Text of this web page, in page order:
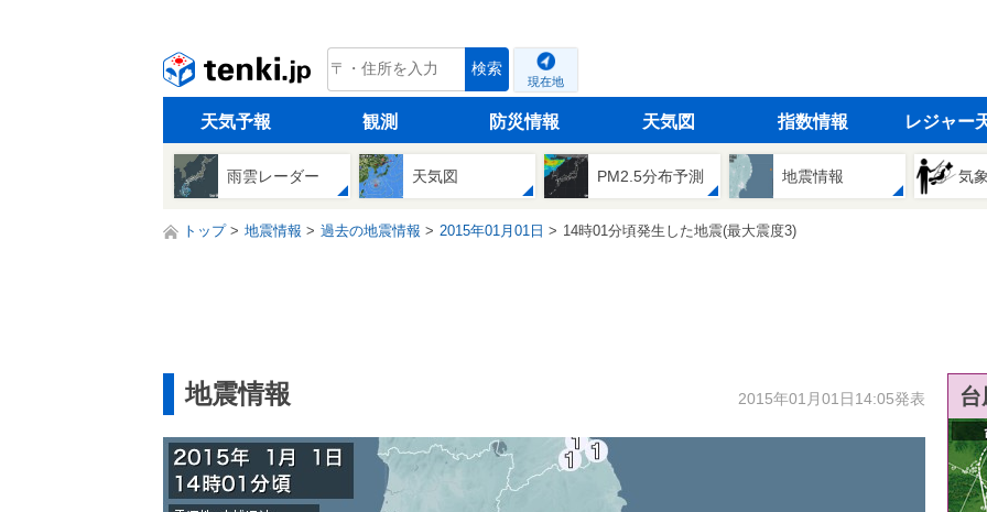
tenki.jp 検索
現在地
天気予報 観測 防災情報 天気図 指数情報 レジャー
雨雲レーダー 天気図 PM2.5分布予測 地震情報 気
トップ 地震情報 過去の地震情報 2015年01月01日 14時01分頃発生した地震(最大震度3)
地震情報 2015年01月01日14:05発表